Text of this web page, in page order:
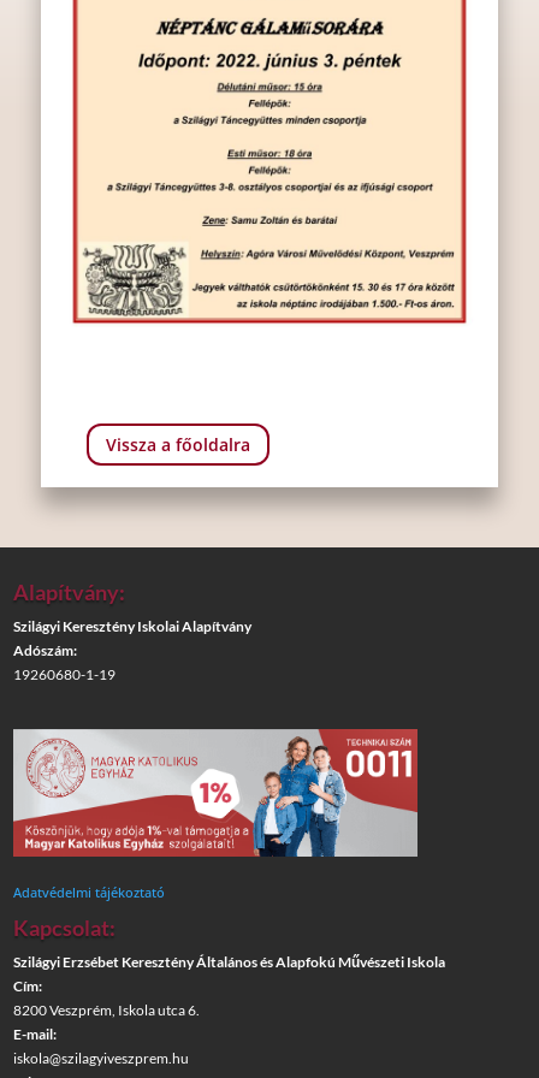
Vissza a főoldalra
Alapítvány:
Szilágyi Keresztény Iskolai Alapítvány
Adószám:
19260680-1-19
Adatvédelmi tájékoztató
Kapcsolat:
Szilágyi Erzsébet Keresztény Általános és Alapfokú Művészeti Iskola
Cím:
8200 Veszprém, Iskola utca 6.
E-mail:
iskola@szilagyiveszprem.hu